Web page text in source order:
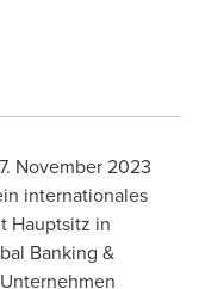
7. November 2023
internationales
Hauptsitz in
Banking &